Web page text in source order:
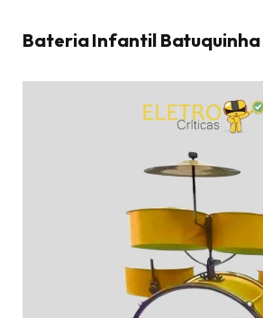
Bateria Infantil Batuquinha